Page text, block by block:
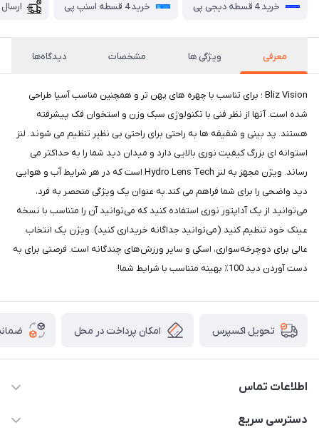
خرید 4 قسطه دیجی پی خرید 4 قسطه اسنپ پی
معرفی ویژگی ها مشخصات دیدگاه‌ها
Bliz Vision ؛ برای تناسب با چهره های پهن تر و همچنین مناسب آسیا طراحی
شده است. آنها از نظر فنی با تکنولوژی سبک وزن و استخوان فک پیشرفته
هستند. پد بینی و شقیقه ها به راحتی برای راحتی بی نظیر تنظیم می شوند. لنز
استوانه ای بزرگ کیفیت نوری بالایی دارد و میدان دید شما را به حداکثر می
رساند. ویژن مجهز به لنز Hydro Lens Tech است که در هر شرایط آب و هوایی
دید واضحی را برای شما فراهم می کند.به عنوان یک ویژگی منحصر به فرد،
می‌توانید از یک آداپتور نوری استفاده کنید که می‌توانید آن را متناسب با نسخه
عینک خود تنظیم کنید (می‌توانید جداگانه خریداری کنید). ویژن یک انتخاب
عالی برای دوچرخه‌سواری، اسکی و سایر ورزش‌های چندگانه است. فرصتی برای به
دست آوردن دید 100٪ بهینه متناسب با شرایط شما!
تحویل اکسپرس امکان پرداخت در محل
اطلاعات تماس
02166456492 - 09121933405
دسترسی سریع